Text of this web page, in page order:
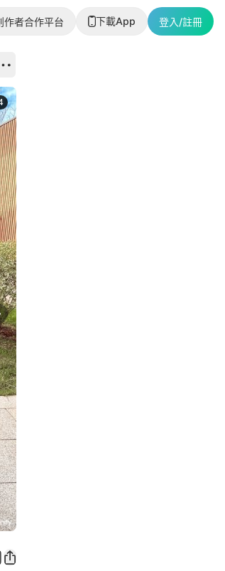
作者合作平台 下載App 登入/註冊
slide